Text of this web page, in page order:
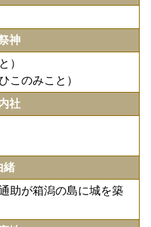
神
）
このみこと）
社
緒
助が箱潟の島に城を築